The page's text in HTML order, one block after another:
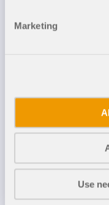
Marketing
Use